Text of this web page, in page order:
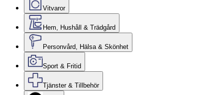
Vitvaror
Hem, Hushåll & Trädgård
Personvård, Hälsa & Skönhet
Sport & Fritid
Tjänster & Tillbehör